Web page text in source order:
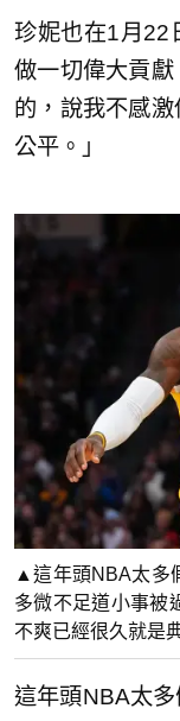
珍妮也在1月22
做一切偉大貢
的，說我不感
公平。」
▲這年頭NBA太多
多微不足道小事被
不爽已經很久就是
這年頭NBA太